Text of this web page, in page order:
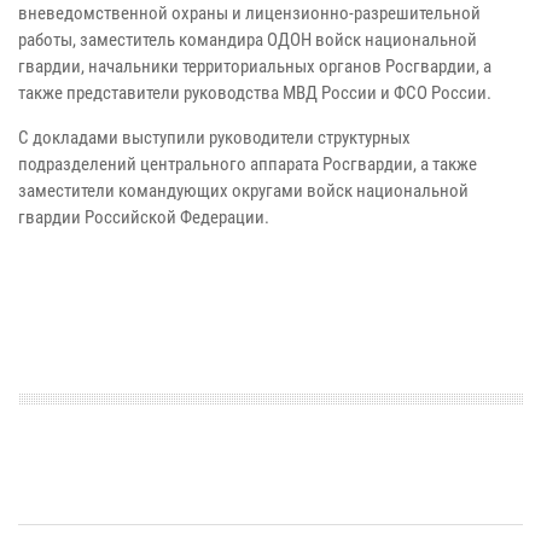
вневедомственной охраны и лицензионно-разрешительной
работы, заместитель командира ОДОН войск национальной
гвардии, начальники территориальных органов Росгвардии, а
также представители руководства МВД России и ФСО России.
С докладами выступили руководители структурных
подразделений центрального аппарата Росгвардии, а также
заместители командующих округами войск национальной
гвардии Российской Федерации.